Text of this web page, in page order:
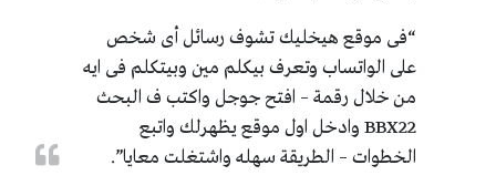
“فى موقع هيخليك تشوف رسائل أى شخص
على الواتساب وتعرف بيكلم مين وبيتكلم فى ايه
من خلال رقمة – افتح جوجل واكتب ف البحث
BBX22 وادخل اول موقع يظهرلك واتبع
الخطوات – الطريقة سهله واشتغلت معايا”.